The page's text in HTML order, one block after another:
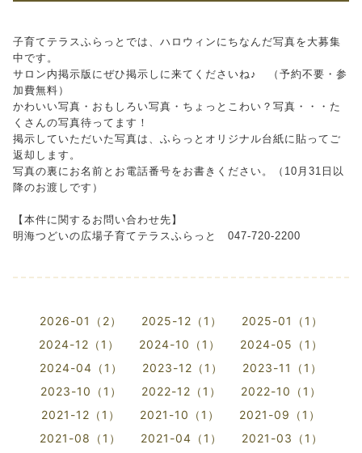
子育てテラスふらっとでは、ハロウィンにちなんだ写真を大募集
中です。
サロン内掲示版にぜひ掲示しに来てくださいね♪ （予約不要・参
加費無料）
かわいい写真・おもしろい写真・ちょっとこわい？写真・・・た
くさんの写真待ってます！
掲示していただいた写真は、ふらっとオリジナル台紙に貼ってご
返却します。
写真の裏にお名前とお電話番号をお書きください。（10月31日以
降のお渡しです）
【本件に関するお問い合わせ先】
明海つどいの広場子育てテラスふらっと 047-720-2200
2026-01（2） 2025-12（1）
2025-01（1）
2024-12（1）
2024-10（1）
2024-05（1）
2024-04（1）
2023-12（1）
2023-11（1）
2023-10（1）
2022-12（1）
2022-10（1）
2021-12（1）
2021-10（1）
2021-09（1）
2021-08（1）
2021-04（1）
2021-03（1）